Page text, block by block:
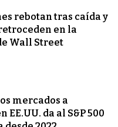
rebotan tras caída y
en la
Wall Street
mercados a
EE.UU. da al S&P 500